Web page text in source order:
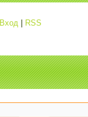
Вход
RSS